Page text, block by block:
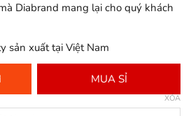
Diabrand mang lại cho quý khách
sản xuất tại Việt Nam
MUA SỈ
XÓA